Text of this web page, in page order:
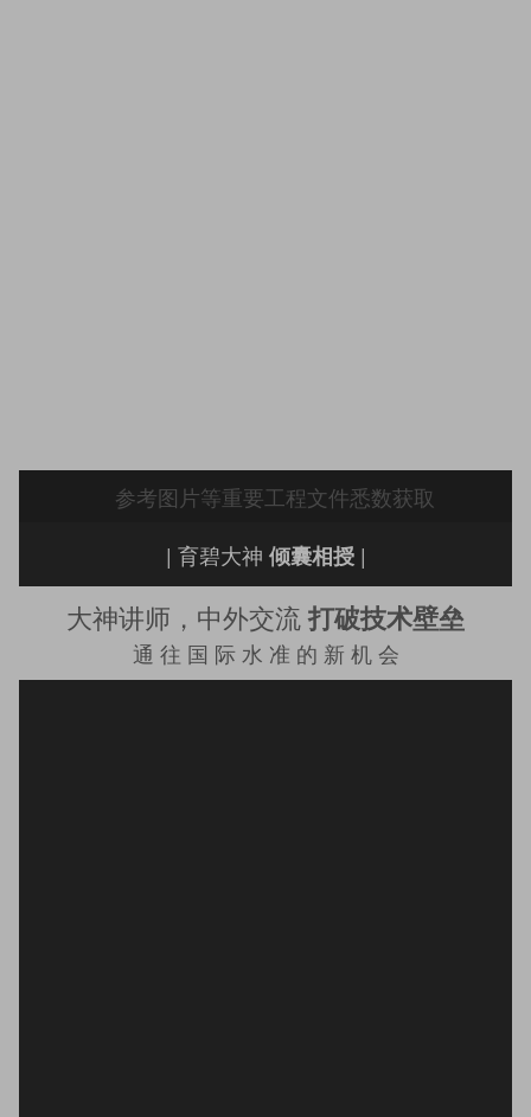
参考图片等重要工程文件悉数获取
| 育碧大神 倾囊相授|
大神讲师，中外交流打破技术壁垒
通 往 国 际 水 准 的 新 机 会